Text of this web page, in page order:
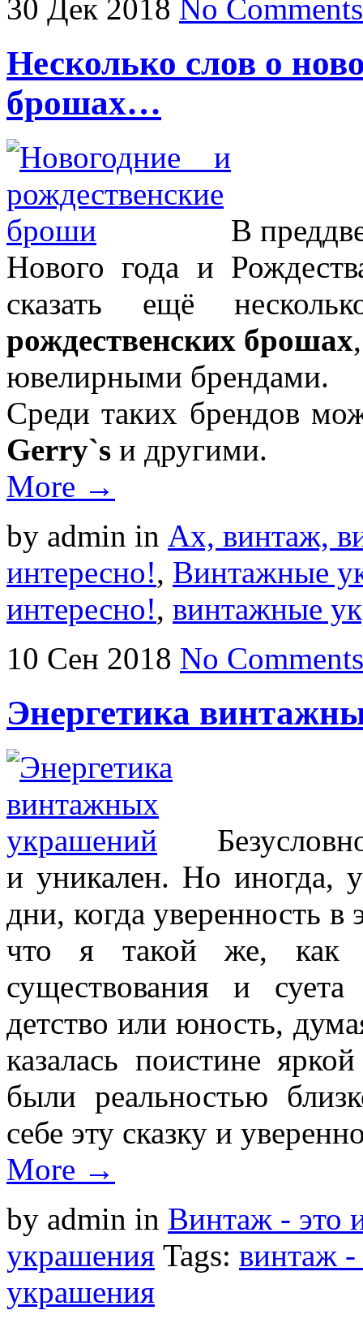
30 Дек 2018 No Comments
Несколько слов о
брошах…
В
Нового года и
сказать ещё
рождественских брошах
ювелирными брендами.
Среди таких брендов
Gerry`s и другими.
More →
by admin in Ах, винтаж,
интересно!, Винтажные
интересно!, винтажные
10 Сен 2018 No Comments
Энергетика
и уникален. Но иногда,
дни, когда уверенность
что я такой же, как
существования и
детство или юность,
казалась поистине
были реальностью
себе эту сказку и
More →
by admin in Винтаж - это
украшения Tags: винтаж -
украшения